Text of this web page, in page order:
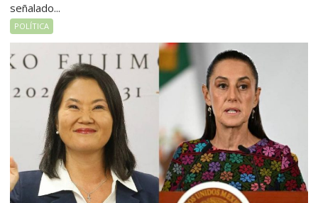
señalado...
POLÍTICA